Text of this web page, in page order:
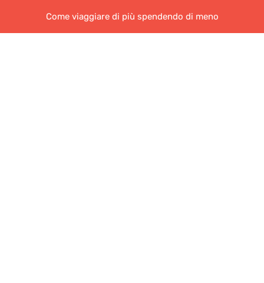
Come viaggiare di più spendendo di meno